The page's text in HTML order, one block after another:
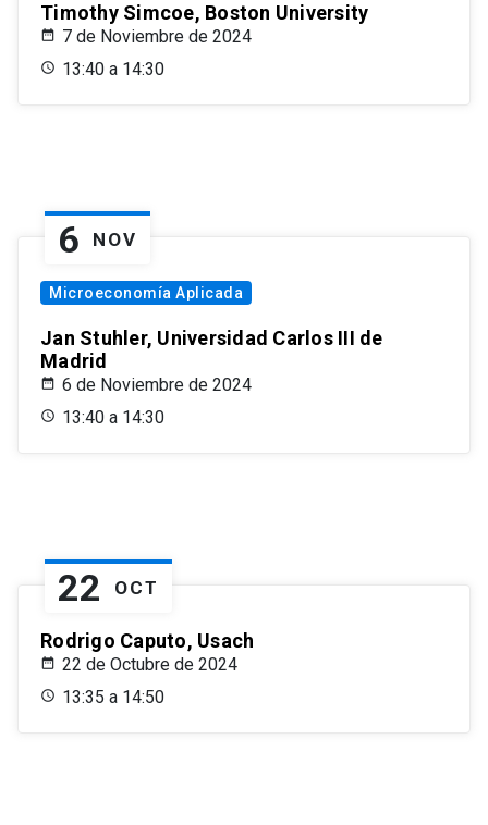
Timothy Simcoe, Boston University
7 de Noviembre de 2024
13:40 a 14:30
6 NOV
Microeconomía Aplicada
Jan Stuhler, Universidad Carlos III de
Madrid
6 de Noviembre de 2024
13:40 a 14:30
22 OCT
Rodrigo Caputo, Usach
22 de Octubre de 2024
13:35 a 14:50